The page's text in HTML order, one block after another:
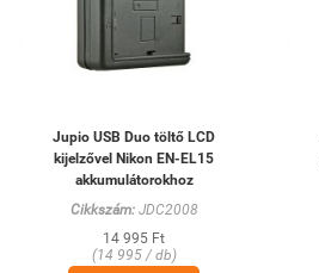
Jupio USB Duo töltő LCD
kijelzővel Nikon EN-EL15
akkumulátorokhoz
Cikkszám:JDC2008
14 995 Ft
(14 995 / db)